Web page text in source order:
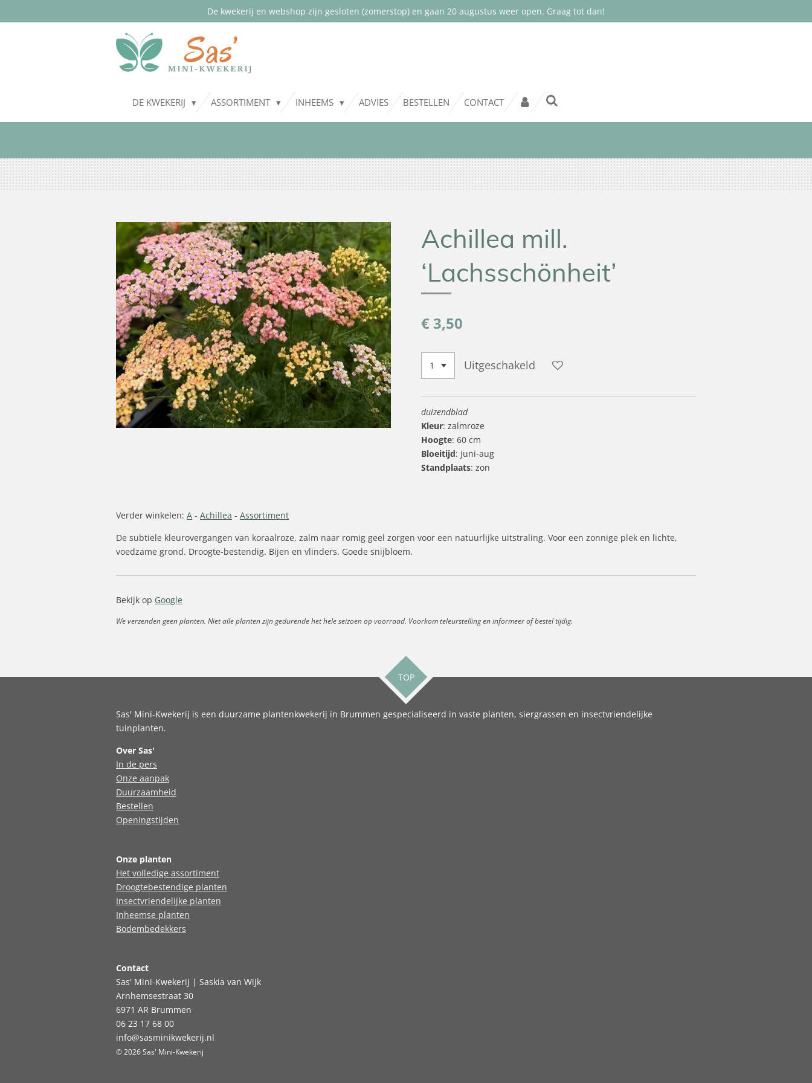
De kwekerij en webshop zijn gesloten (zomerstop) en gaan 20 augustus weer open. Graag tot dan!
DE KWEKERIJ ASSORTIMENT INHEEMS ADVIES BESTELLEN CONTACT
Achillea mill.
‘Lachsschönheit’
€ 3,50
Uitgeschakeld
duizendblad
Kleur: zalmroze
Hoogte: 60 cm
Bloeitijd: juni-aug
Standplaats: zon
Verder winkelen: A - Achillea - Assortiment
De subtiele kleurovergangen van koraalroze, zalm naar romig geel zorgen voor een natuurlijke uitstraling. Voor een zonnige plek en lichte,
voedzame grond. Droogte-bestendig. Bijen en vlinders. Goede snijbloem.
Bekijk op Google
We verzenden geen planten. Niet alle planten zijn gedurende het hele seizoen op voorraad. Voorkom teleurstelling en informeer of bestel tijdig.
TOP
Sas' Mini-Kwekerij is een duurzame plantenkwekerij in Brummen gespecialiseerd in vaste planten, siergrassen en insectvriendelijke
tuinplanten.
Over Sas'
In de pers
Onze aanpak
Duurzaamheid
Bestellen
Openingstijden
Onze planten
Het volledige assortiment
Droogtebestendige planten
Insectvriendelijke planten
Inheemse planten
Bodembedekkers
Contact
Sas' Mini-Kwekerij | Saskia van Wijk
Arnhemsestraat 30
6971 AR Brummen
06 23 17 68 00
info@sasminikwekerij.nl
© 2026 Sas' Mini-Kwekerij